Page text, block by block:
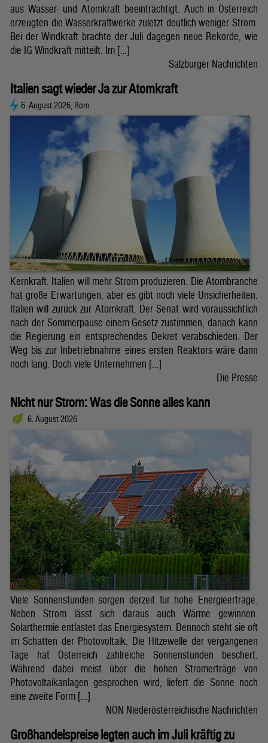
aus Wasser- und Atomkraft beeinträchtigt. Auch in Österreich
erzeugten die Wasserkraftwerke zuletzt deutlich weniger Strom.
Bei der Windkraft brachte der Juli dagegen neue Rekorde, wie
die IG Windkraft mitteilt. Im […]
Salzburger Nachrichten
Italien sagt wieder Ja zur Atomkraft
6. August 2026, Rom
Kernkraft. Italien will mehr Strom produzieren. Die Atombranche
hat große Erwartungen, aber es gibt noch viele Unsicherheiten.
Italien will zurück zur Atomkraft. Der Senat wird voraussichtlich
nach der Sommerpause einem Gesetz zustimmen, danach kann
die Regierung ein entsprechendes Dekret verabschieden. Der
Weg bis zur Inbetriebnahme eines ersten Reaktors wäre dann
noch lang. Doch viele Unternehmen […]
Die Presse
Nicht nur Strom: Was die Sonne alles kann
6. August 2026
Viele Sonnenstunden sorgen derzeit für hohe Energieerträge.
Neben Strom lässt sich daraus auch Wärme gewinnen.
Solarthermie entlastet das Energiesystem. Dennoch steht sie oft
im Schatten der Photovoltaik. Die Hitzewelle der vergangenen
Tage hat Österreich zahlreiche Sonnenstunden beschert.
Während dabei meist über die hohen Stromerträge von
Photovoltaikanlagen gesprochen wird, liefert die Sonne noch
eine zweite Form […]
NÖN Niederösterreichische Nachrichten
Großhandelspreise legten auch im Juli kräftig zu